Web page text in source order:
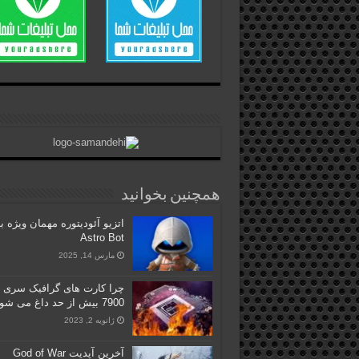
همچنین بخوانید
اتزیو آئودیتوره مهمان ویژه
Astro Bot
مارس 14, 2025
7900 بیش از حد داغ می شود؟
ژانویه 2, 2023
آخرین آپدیت God of War